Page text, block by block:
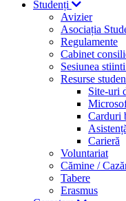
Studenți
Avizier
Asociația
Regulamente
Cabinet
Sesiunea
Resurse
Site-uri
Carduri
Carieră
Voluntariat
Cămine /
Tabere
Erasmus